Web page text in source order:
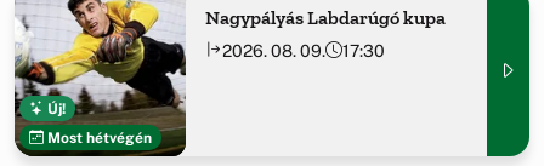
Új!
Most hétvégén
Nagypályás Labdarúgó kupa
2026. 08. 09. 17:30